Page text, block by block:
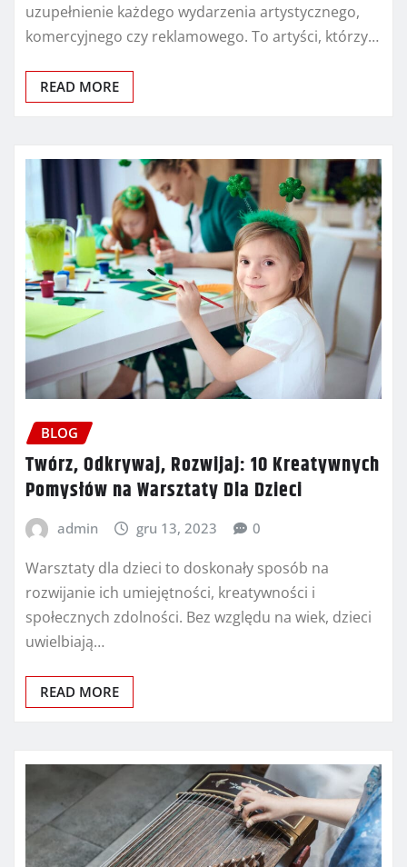
uzupełnienie każdego wydarzenia artystycznego,
komercyjnego czy reklamowego. To artyści, którzy…
READ MORE
BLOG
Twórz, Odkrywaj, Rozwijaj: 10 Kreatywnych
Pomysłów na Warsztaty Dla Dzieci
admin gru 13, 2023 0
Warsztaty dla dzieci to doskonały sposób na
rozwijanie ich umiejętności, kreatywności i
społecznych zdolności. Bez względu na wiek, dzieci
uwielbiają…
READ MORE